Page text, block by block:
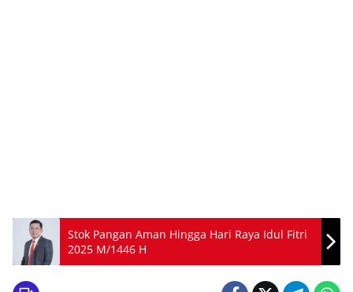
Stok Pangan Aman Hingga Hari Raya Idul Fitri
2025 M/1446 H